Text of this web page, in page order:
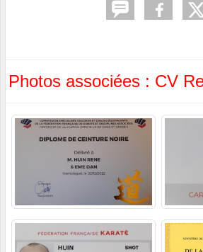
Photos associées : CV